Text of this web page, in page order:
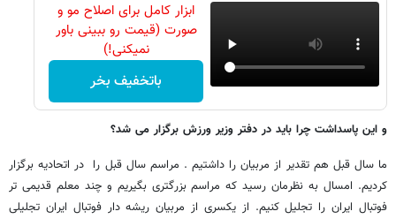
ابزار کامل برای اصلاح مو و
صورت (قیمت رو ببینی باور
نمیکنی!)
باتخفیف بخر
و این پاسداشت چرا باید در دفتر وزیر ورزش برگزار می شد؟
ما سال قبل هم تقدیر از مربیان را داشتیم . مراسم سال قبل را در اتحادیه برگزار
کردیم. امسال به نظرمان رسید که مراسم بزرگتری بگیریم و چند معلم قدیمی تر
فوتبال ایران را تجلیل کنیم. از یکسری از مربیان ریشه دار فوتبال ایران تجلیلی